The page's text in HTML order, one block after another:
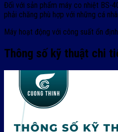
Đối với sản phẩm máy co nhiệt BS-
phải chăng phù hợp với những cá
Máy hoạt động với công suất ổn
Thông số kỹ thuật chi